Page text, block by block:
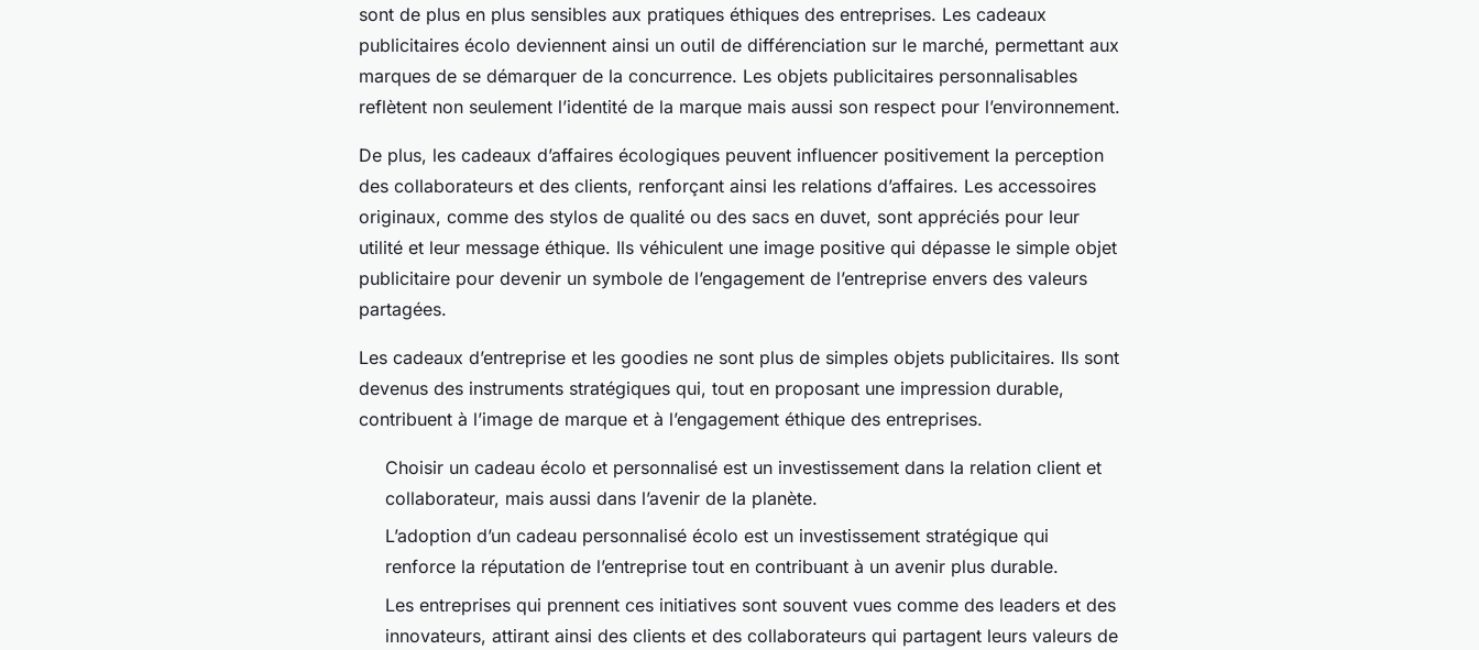
sont de plus en plus sensibles aux pratiques éthiques des entreprises. Les cadeaux
publicitaires écolo deviennent ainsi un outil de différenciation sur le marché, permettant aux
marques de se démarquer de la concurrence. Les objets publicitaires personnalisables
reflètent non seulement l’identité de la marque mais aussi son respect pour l’environnement.
De plus, les cadeaux d’affaires écologiques peuvent influencer positivement la perception
des collaborateurs et des clients, renforçant ainsi les relations d’affaires. Les accessoires
originaux, comme des stylos de qualité ou des sacs en duvet, sont appréciés pour leur
utilité et leur message éthique. Ils véhiculent une image positive qui dépasse le simple objet
publicitaire pour devenir un symbole de l’engagement de l’entreprise envers des valeurs
partagées.
Les cadeaux d’entreprise et les goodies ne sont plus de simples objets publicitaires. Ils sont
devenus des instruments stratégiques qui, tout en proposant une impression durable,
contribuent à l’image de marque et à l’engagement éthique des entreprises.
Choisir un cadeau écolo et personnalisé est un investissement dans la relation client et
collaborateur, mais aussi dans l’avenir de la planète.
L’adoption d’un cadeau personnalisé écolo est un investissement stratégique qui
renforce la réputation de l’entreprise tout en contribuant à un avenir plus durable.
Les entreprises qui prennent ces initiatives sont souvent vues comme des leaders et des
innovateurs, attirant ainsi des clients et des collaborateurs qui partagent leurs valeurs de